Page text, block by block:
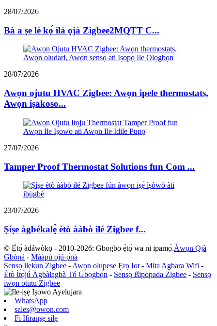
28/07/2026
Bá a ṣe lè kọ́ ìlà ọjà Zigbee2MQTT C...
28/07/2026
Awọn ojutu HVAC Zigbee: Awọn ipele thermostats,
Awọn iṣakoso...
27/07/2026
Tamper Proof Thermostat Solutions fun Com ...
23/07/2026
Ṣíṣe àgbékalẹ̀ ètò ààbò ilé Zigbee f...
© Ẹ̀tọ́ àdáwòkọ - 2010-2026: Gbogbo ẹ̀tọ́ wa ni ipamọ́.Àwọn Ọjà
Gbóná - Máàpù ojú-ọ̀nà
Sensọ ilẹkun Zigbee - Awọn olupese Ẹrọ Iot - Mita Agbara Wifi -
Ètò Ìtọ́jú Àgbàlagbà Tó Gbọgbọ́n - Sensọ išipopada Zigbee - Sensọ
iwọn otutu Zigbee
WhatsApp
sales@owon.com
Fi Ifiranṣẹ silẹ